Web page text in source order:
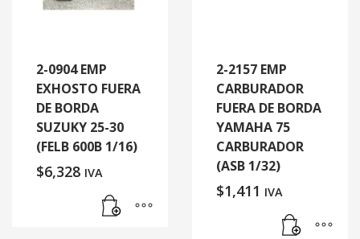
2-0904 EMP
EXHOSTO FUERA
DE BORDA
SUZUKY 25-30
(FELB 600B 1/16)
$6,328 IVA
2-2157 EMP
CARBURADOR
FUERA DE BORDA
YAMAHA 75
CARBURADOR
(ASB 1/32)
$1,411 IVA